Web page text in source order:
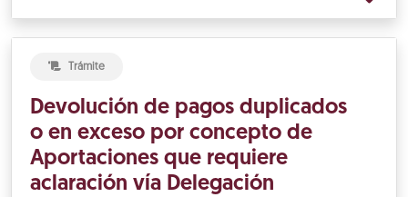
Trámite
Devolución de pagos duplicados
o en exceso por concepto de
Aportaciones que requiere
aclaración vía Delegación